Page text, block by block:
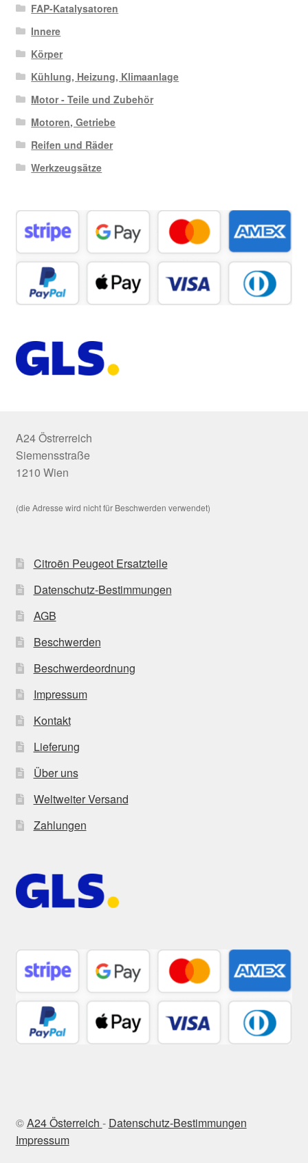
FAP-Katalysatoren
Innere
Körper
Kühlung, Heizung, Klimaanlage
Motor - Teile und Zubehör
Motoren, Getriebe
Reifen und Räder
Werkzeugsätze
A24 Östrerreich
Siemensstraße
1210 Wien
(die Adresse wird nicht für Beschwerden verwendet)
Citroën Peugeot Ersatzteile
Datenschutz-Bestimmungen
AGB
Beschwerden
Beschwerdeordnung
Impressum
Kontakt
Lieferung
Über uns
Weltweiter Versand
Zahlungen
©A24 Österreich - Datenschutz-Bestimmungen
Impressum